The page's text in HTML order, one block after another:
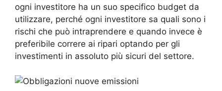
ogni investitore ha un suo specifico budget da
utilizzare, perché ogni investitore sa quali sono i
rischi che può intraprendere e quando invece è
preferibile correre ai ripari optando per gli
investimenti in assoluto più sicuri del settore.